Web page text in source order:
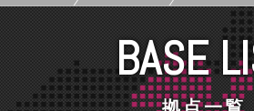
BASE
拠点一覧